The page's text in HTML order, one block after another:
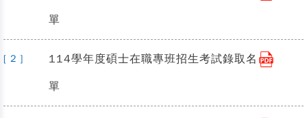
單
[ 2 ]
114學年度碩士在職專班招生考試錄取名
單